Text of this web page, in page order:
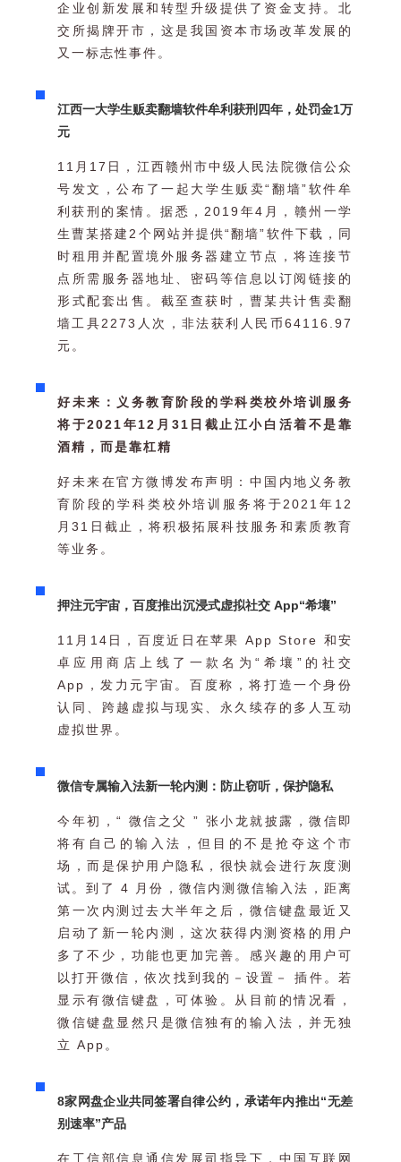
企业创新发展和转型升级提供了资金支持。北
交所揭牌开市，这是我国资本市场改革发展的
又一标志性事件。
江西一大学生贩卖翻墙软件牟利获刑四年，处罚金1万
元
11月17日，江西赣州市中级人民法院微信公众
号发文，公布了一起大学生贩卖“翻墙”软件牟
利获刑的案情。据悉，2019年4月，赣州一学
生曹某搭建2个网站并提供“翻墙”软件下载，同
时租用并配置境外服务器建立节点，将连接节
点所需服务器地址、密码等信息以订阅链接的
形式配套出售。截至查获时，曹某共计售卖翻
墙工具2273人次，非法获利人民币64116.97
元。
好未来：义务教育阶段的学科类校外培训服务
将于2021年12月31日截止江小白活着不是靠
酒精，而是靠杠精
好未来在官方微博发布声明：中国内地义务教
育阶段的学科类校外培训服务将于2021年12
月31日截止，将积极拓展科技服务和素质教育
等业务。
押注元宇宙，百度推出沉浸式虚拟社交 App“希壤”
11月14日，百度近日在苹果 App Store 和安
卓应用商店上线了一款名为“希壤”的社交
App，发力元宇宙。百度称，将打造一个身份
认同、跨越虚拟与现实、永久续存的多人互动
虚拟世界。
微信专属输入法新一轮内测：防止窃听，保护隐私
今年初，“ 微信之父 ” 张小龙就披露，微信即
将有自己的输入法，但目的不是抢夺这个市
场，而是保护用户隐私，很快就会进行灰度测
试。到了 4 月份，微信内测微信输入法，距离
第一次内测过去大半年之后，微信键盘最近又
启动了新一轮内测，这次获得内测资格的用户
多了不少，功能也更加完善。感兴趣的用户可
以打开微信，依次找到我的－设置－ 插件。若
显示有微信键盘，可体验。从目前的情况看，
微信键盘显然只是微信独有的输入法，并无独
立 App。
8家网盘企业共同签署自律公约，承诺年内推出“无差
别速率”产品
在工信部信息通信发展司指导下，中国互联网